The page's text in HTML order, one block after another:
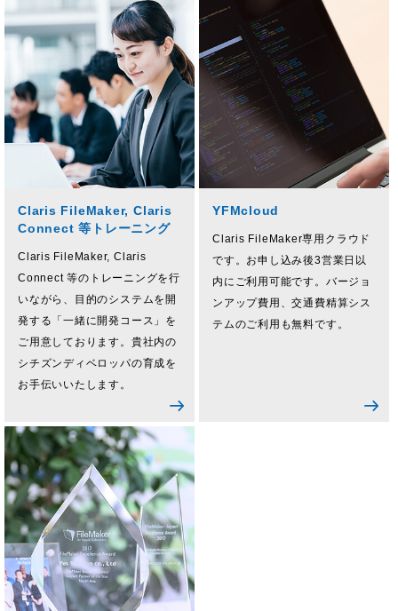
Claris FileMaker, Claris
Connect 等トレーニング
Claris FileMaker, Claris
Connect 等のトレーニングを行
いながら、目的のシステムを開
発する「一緒に開発コース」を
ご用意しております。貴社内の
シチズンディベロッパの育成を
お手伝いいたします。
YFMcloud
Claris FileMaker専用クラウド
です。お申し込み後3営業日以
内にご利用可能です。バージョ
ンアップ費用、交通費精算シス
テムのご利用も無料です。